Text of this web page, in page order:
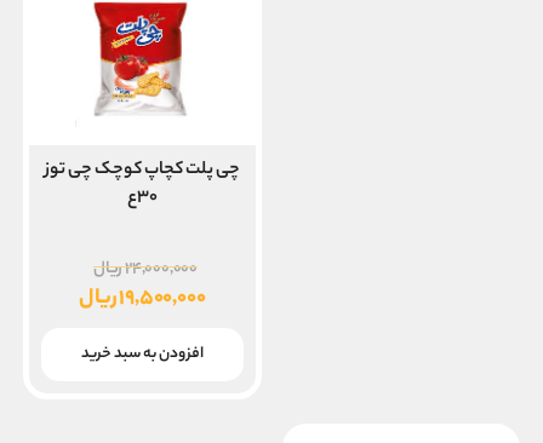
چی پلت کچاپ کوچک چی توز
۳۰ع
۲۴,۰۰۰,۰۰۰ریال
اصلی
بود.
۱۹,۵۰۰,۰۰۰ریال
فعلی
افزودن به سبد خرید